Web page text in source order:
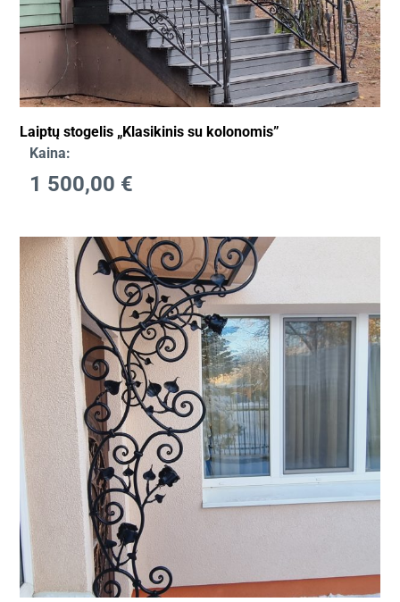
Laiptų stogelis „Klasikinis su kolonomis”
Kaina:
1 500,00 €